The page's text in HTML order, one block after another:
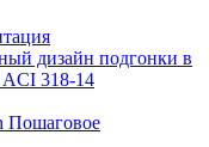
дизайн подгонки в
ACI 318-14
Пошаговое